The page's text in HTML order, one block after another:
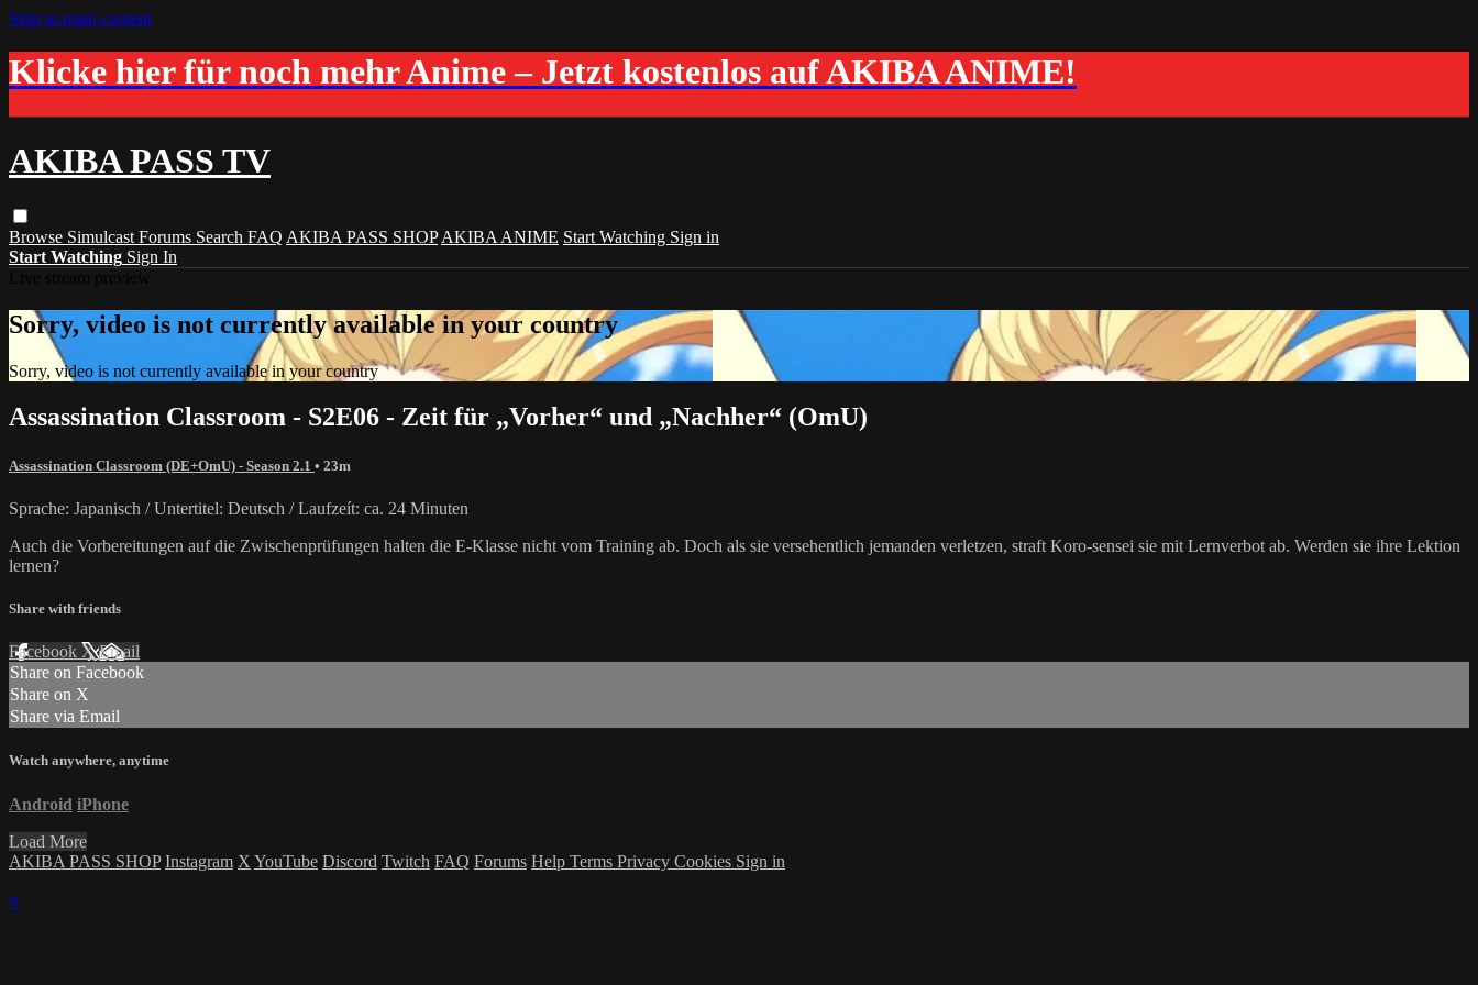
Skip to main content
Klicke hier für noch mehr Anime – Jetzt kostenlos auf AKIBA ANIME!
AKIBA PASS TV
Browse Simulcast Forums Search FAQ AKIBA PASS SHOP AKIBA ANIME Start Watching Sign in
Start Watching Sign In
Sorry, video is not currently available in your country
Sorry, video is not currently available in your country
Assassination Classroom - S2E06 - Zeit für „Vorher“ und „Nachher“ (OmU)
Assassination Classroom (DE+OmU) - Season 2.1 • 23m
Sprache: Japanisch / Untertitel: Deutsch / Laufzeít: ca. 24 Minuten
Auch die Vorbereitungen auf die Zwischenprüfungen halten die E-Klasse nicht vom Training ab. Doch als sie versehentlich jemanden verletzen, straft Koro-sensei sie mit Lernverbot ab. Werden sie ihre Lektion
lernen?
Share with friends
Facebook XEmail
Share on Facebook
Share on X
Share via Email
Watch anywhere, anytime
Android iPhone
Load More
AKIBA PASS SHOP Instagram X YouTube Discord Twitch FAQ Forums Help Terms Privacy Cookies Sign in
×